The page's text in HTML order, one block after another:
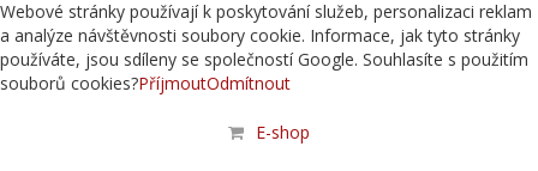
Webové stránky používají k poskytování služeb, personalizaci reklam
a analýze návštěvnosti soubory cookie. Informace, jak tyto stránky
používáte, jsou sdíleny se společností Google. Souhlasíte s použitím
souborů cookies?PříjmoutOdmítnout
E-shop